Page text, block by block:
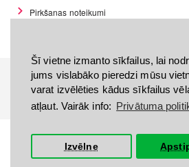
Šī vietne izmanto sīkfailus, lai
jums vislabāko pieredzi mūsu
varat izvēlēties kādus sīkfailus
atļaut. Vairāk info: Privātuma
Izvēlne
Pirkšanas noteikumi
Visas tiesības rezervētas. Interneta
Jebkuras Discomania.lv informācijas
atļaujas, stingri aizliegta.